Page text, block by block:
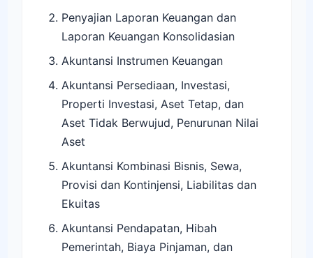
Penyajian Laporan Keuangan dan
Laporan Keuangan Konsolidasian
Akuntansi Instrumen Keuangan
Akuntansi Persediaan, Investasi,
Properti Investasi, Aset Tetap, dan
Aset Tidak Berwujud, Penurunan Nilai
Aset
Akuntansi Kombinasi Bisnis, Sewa,
Provisi dan Kontinjensi, Liabilitas dan
Ekuitas
Akuntansi Pendapatan, Hibah
Pemerintah, Biaya Pinjaman, dan